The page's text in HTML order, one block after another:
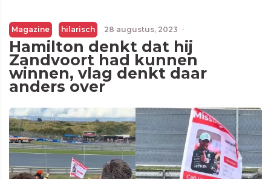
Magazine hilarisch 28 augustus, 2023 ·
Hamilton denkt dat hij
Zandvoort had kunnen
winnen, vlag denkt daar
anders over